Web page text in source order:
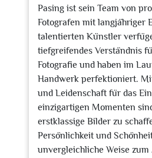
Pasing ist sein Team von
Fotografen mit langjähriger
talentierten Künstler
tiefgreifendes Verständnis
Fotografie und haben im
Handwerk perfektioniert.
und Leidenschaft für das
einzigartigen Momenten
erstklassige Bilder zu
Persönlichkeit und
unvergleichliche Weise